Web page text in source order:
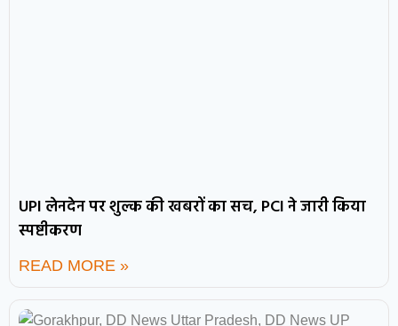
UPI लेनदेन पर शुल्क की खबरों का सच, PCI ने जारी किया
स्पष्टीकरण
READ MORE »